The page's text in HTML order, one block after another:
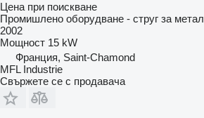
Цена при поискване
Промишлено оборудване - струг за метал
2002
Мощност 15 kW
Франция, Saint-Chamond
MFL Industrie
Свържете се с продавача